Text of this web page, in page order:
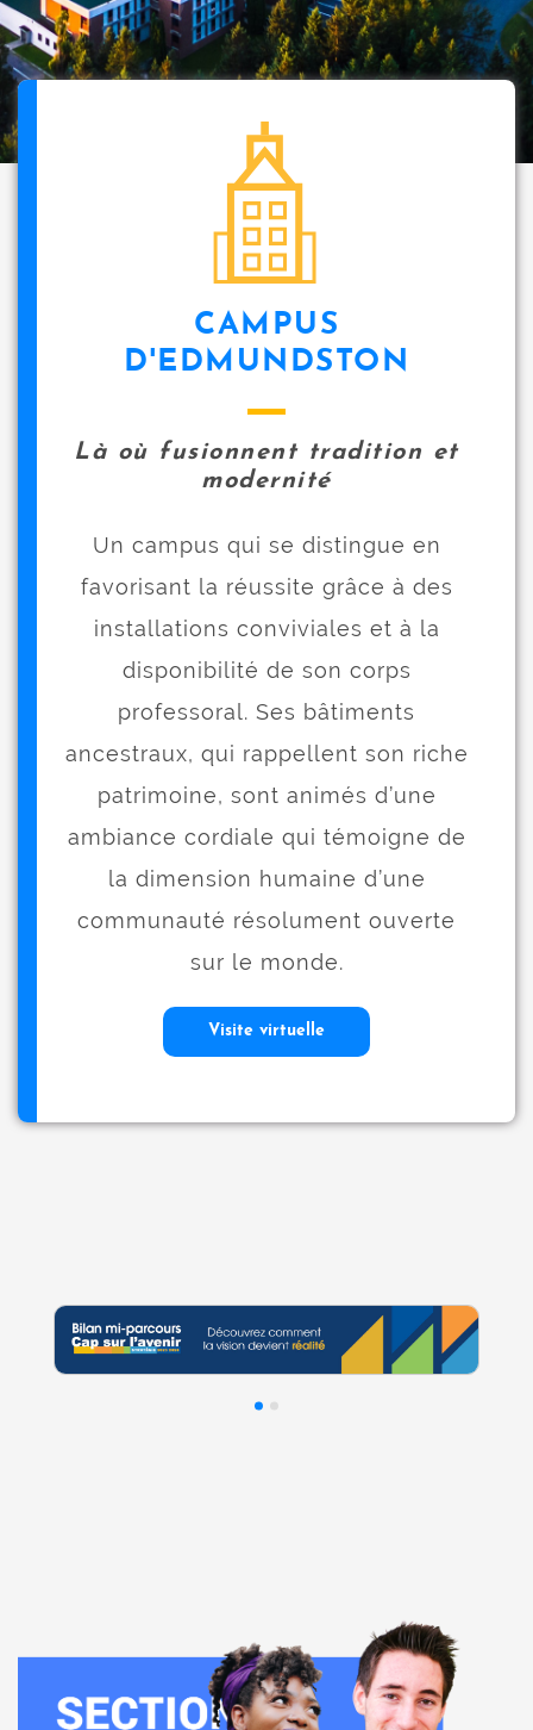
i
p
CAMPUS
D'EDMUNDSTON
Là où fusionnent tradition et
modernité
Un campus qui se distingue en
favorisant la réussite grâce à des
installations conviviales et à la
disponibilité de son corps
professoral. Ses bâtiments
ancestraux, qui rappellent son riche
patrimoine, sont animés d’une
ambiance cordiale qui témoigne de
la dimension humaine d’une
communauté résolument ouverte
sur le monde.
Visite virtuelle